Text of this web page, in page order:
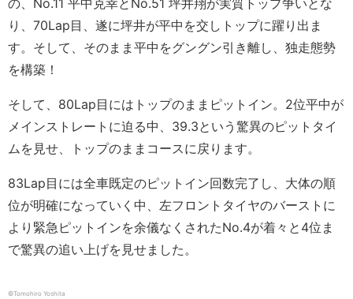
の、No.11 平中克幸とNo.51 坪井翔が実質トップ争いとな
り、70Lap目、遂に坪井が平中を交しトップに躍り出ま
す。そして、そのまま平中をグングン引き離し、独走態勢
を構築！
そして、80Lap目にはトップのままピットイン。2位平中が
メインストレートに迫る中、39.3という驚異のピットタイ
ムを見せ、トップのままコースに戻ります。
83Lap目には全車既定のピットイン回数完了し、大体の順
位が明確になっていく中、左フロントタイヤのバーストに
より緊急ピットインを余儀なくされたNo.4が着々と4位ま
で驚異の追い上げを見せました。
©︎Tomohiro Yoshita